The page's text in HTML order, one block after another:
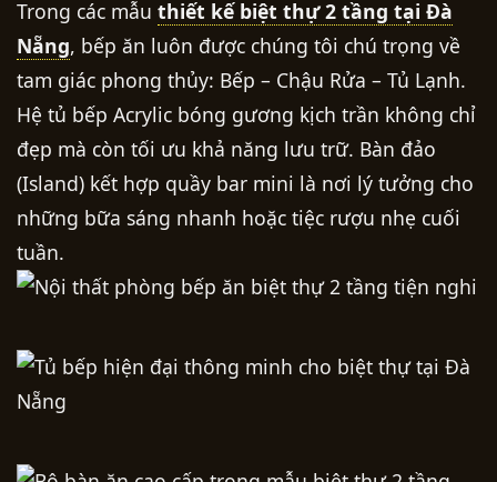
Trong các mẫu thiết kế biệt thự 2 tầng tại Đà
Nẵng, bếp ăn luôn được chúng tôi chú trọng về
tam giác phong thủy: Bếp – Chậu Rửa – Tủ Lạnh.
Hệ tủ bếp Acrylic bóng gương kịch trần không chỉ
đẹp mà còn tối ưu khả năng lưu trữ. Bàn đảo
(Island) kết hợp quầy bar mini là nơi lý tưởng cho
những bữa sáng nhanh hoặc tiệc rượu nhẹ cuối
tuần.